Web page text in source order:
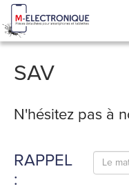
SAV
N'hésitez pas à
RAPPEL
: